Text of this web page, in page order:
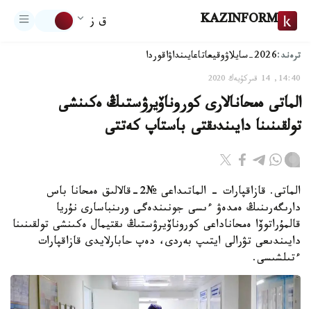
KAZINFORM ق ز
ترەند:2026-سايلاۋ وقيعاتاعايىنداۋاقوردا
14:40, 14 قىركۇيەك 2020
الماتى ەمحانالارى كوروناۆيرۋستىڭ ەكىنشى
تولقىنىنا دايىندىقتى باستاپ كەتتى
الماتى. قازاقپارات - الماتىداعى №2-قالالىق ەمحانا باس
دارىگەرىنىڭ ەمدەۋ ءىسى جونىندەگى ورىنباسارى نۇريا
قالمۇراتوۆا ەمحاناداعى كوروناۆيرۋستىڭ ىقتيمال ەكىنشى تولقىنىنا
دايىندىعى تۋرالى ايتىپ بەردى، دەپ حابارلايدى قازاقپارات
ءتىلشىسى.